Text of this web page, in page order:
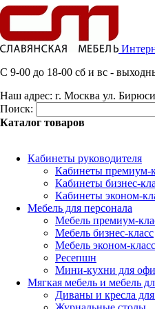
C 9-00 до 18-00 сб и вс -
Наш адрес: г. Москва ул.
Поиск:
Каталог товаров
Кабинеты руководителя
Кабинеты премиум-
Кабинеты бизнес-
Кабинеты эконом-
Мебель для персонала
Мебель премиум-
Мебель бизнес-класс
Мебель эконом-
Ресепшн
Мини-кухни для
Мягкая мебель и мебель
Диваны и кресла